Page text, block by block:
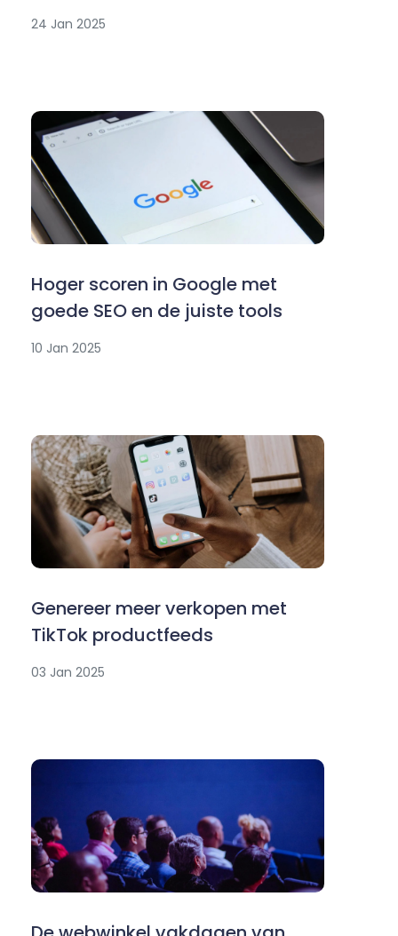
24 Jan 2025
Hoger scoren in Google met
goede SEO en de juiste tools
10 Jan 2025
Genereer meer verkopen met
TikTok productfeeds
03 Jan 2025